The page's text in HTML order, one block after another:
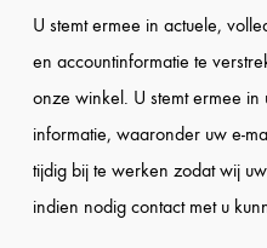
U stemt ermee in actuele,
en accountinformatie te
onze winkel. U stemt ermee
informatie, waaronder uw e-
tijdig bij te werken zodat wij
indien nodig contact met u